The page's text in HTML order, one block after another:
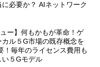
必要か？ AIネットワーク
ー】何もかもが革命！ゲ
ル５G市場の既存概念を
！毎年のライセンス費用も
５Gモデル